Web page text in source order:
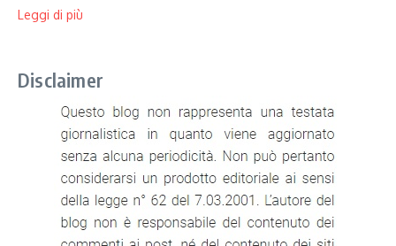
Leggi di più
Disclaimer